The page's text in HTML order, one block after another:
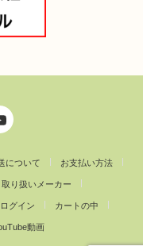
について お支払い方法
取り扱いメーカー
グイン カートの中
動画